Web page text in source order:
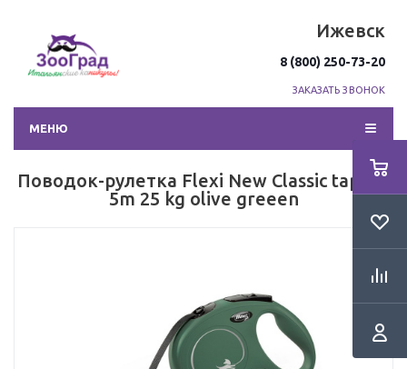
Ижевск
8 (800) 250-73-20
ЗАКАЗАТЬ ЗВОНОК
МЕНЮ
Поводок-рулетка Flexi New Classic tape М
5m 25 kg olive greeen